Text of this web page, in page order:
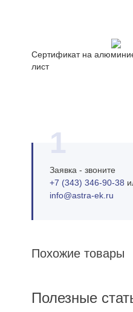
Сертификат на
лист
1
Заявка - звоните
+7 (343) 346‑90‑38
info@astra‑ek.ru
Похожие товары
Полезные